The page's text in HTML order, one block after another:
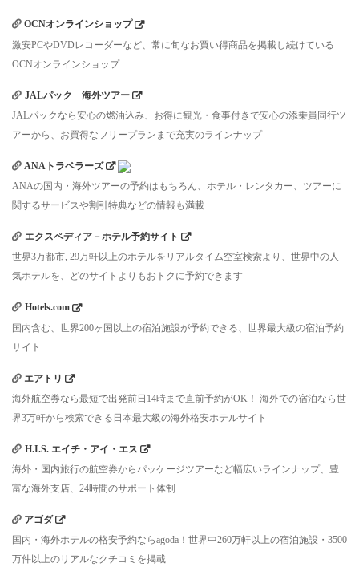
OCNオンラインショップ
激安PCやDVDレコーダーなど、常に旬なお買い得商品を掲載し続けている
OCNオンラインショップ
JALパック 海外ツアー
JALパックなら安心の燃油込み、お得に観光・食事付きで安心の添乗員同行ツ
アーから、お買得なフリープランまで充実のラインナップ
ANAトラベラーズ
ANAの国内・海外ツアーの予約はもちろん、ホテル・レンタカー、ツアーに
関するサービスや割引特典などの情報も満載
エクスペディア－ホテル予約サイト
世界3万都市, 29万軒以上のホテルをリアルタイム空室検索より、世界中の人
気ホテルを、どのサイトよりもおトクに予約できます
Hotels.com
国内含む、世界200ヶ国以上の宿泊施設が予約できる、世界最大級の宿泊予約
サイト
エアトリ
海外航空券なら最短で出発前日14時まで直前予約がOK！ 海外での宿泊なら世
界3万軒から検索できる日本最大級の海外格安ホテルサイト
H.I.S. エイチ・アイ・エス
海外・国内旅行の航空券からパッケージツアーなど幅広いラインナップ、豊
富な海外支店、24時間のサポート体制
アゴダ
国内・海外ホテルの格安予約ならagoda！世界中260万軒以上の宿泊施設・3500
万件以上のリアルなクチコミを掲載